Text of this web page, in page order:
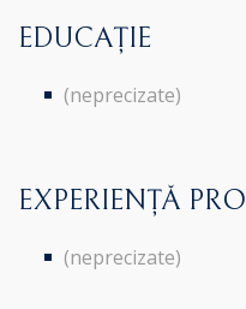
EDUCAȚIE
(neprecizate)
EXPERIENȚĂ
(neprecizate)